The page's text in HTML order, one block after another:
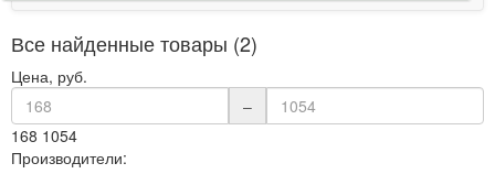
Все найденные товары (2)
Цена, руб.
–
168 1054
Производители: